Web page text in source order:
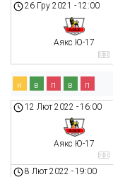
26 Гру 2021 -12:00
Аякс Ю-17
н в п в п
12 Лют 2022 -16:00
Аякс Ю-17
8 Лют 2022 -19:00